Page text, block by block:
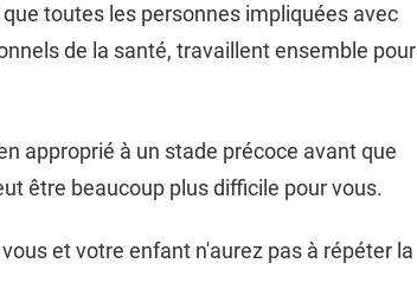
toutes les personnes impliquées avec
de la santé, travaillent ensemble pour
approprié à un stade précoce avant que
être beaucoup plus difficile pour vous.
et votre enfant n'aurez pas à répéter la